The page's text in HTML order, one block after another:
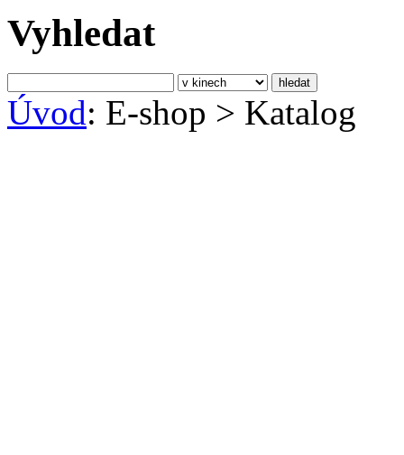
Vyhledat
Úvod: E-shop > Katalog